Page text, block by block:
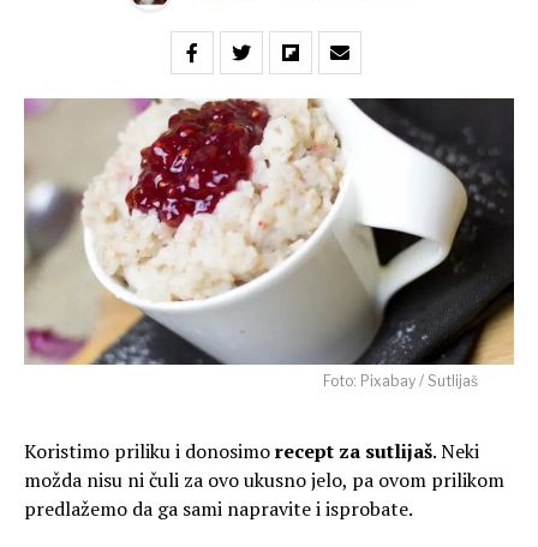
Foto: Pixabay / Sutlijaš
Koristimo priliku i donosimorecept za sutlijaš. Neki
možda nisu ni čuli za ovo ukusno jelo, pa ovom prilikom
predlažemo da ga sami napravite i isprobate.